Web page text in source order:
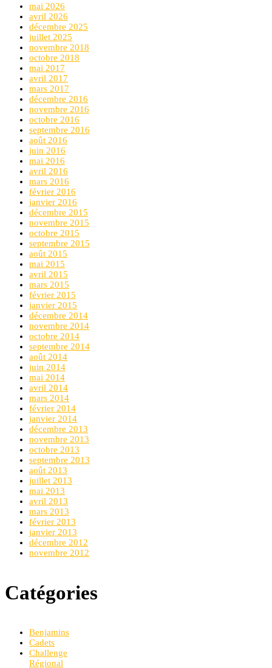
mai 2026
avril 2026
décembre 2025
juillet 2025
novembre 2018
octobre 2018
mai 2017
avril 2017
mars 2017
décembre 2016
novembre 2016
octobre 2016
septembre 2016
août 2016
juin 2016
mai 2016
avril 2016
mars 2016
février 2016
janvier 2016
décembre 2015
novembre 2015
octobre 2015
septembre 2015
août 2015
mai 2015
avril 2015
mars 2015
février 2015
janvier 2015
décembre 2014
novembre 2014
octobre 2014
septembre 2014
août 2014
juin 2014
mai 2014
avril 2014
mars 2014
février 2014
janvier 2014
décembre 2013
novembre 2013
octobre 2013
septembre 2013
août 2013
juillet 2013
mai 2013
avril 2013
mars 2013
février 2013
janvier 2013
décembre 2012
novembre 2012
Catégories
Benjamins
Cadets
Challenge
Régional